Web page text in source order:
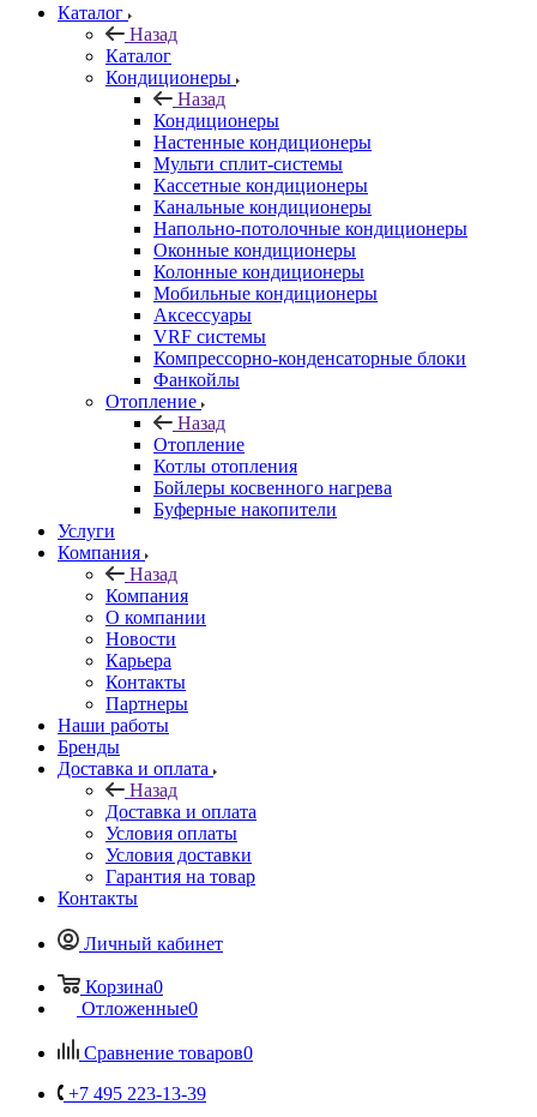
Каталог
Назад
Каталог
Кондиционеры
Назад
Кондиционеры
Настенные кондиционеры
Мульти сплит-системы
Кассетные кондиционеры
Канальные кондиционеры
Напольно-потолочные кондиционеры
Оконные кондиционеры
Колонные кондиционеры
Мобильные кондиционеры
Аксессуары
VRF системы
Компрессорно-конденсаторные блоки
Фанкойлы
Отопление
Назад
Отопление
Котлы отопления
Бойлеры косвенного нагрева
Буферные накопители
Услуги
Компания
Назад
Компания
О компании
Новости
Карьера
Контакты
Партнеры
Наши работы
Бренды
Доставка и оплата
Назад
Доставка и оплата
Условия оплаты
Условия доставки
Гарантия на товар
Контакты
Личный кабинет
Корзина0
Отложенные0
Сравнение товаров0
+7 495 223-13-39